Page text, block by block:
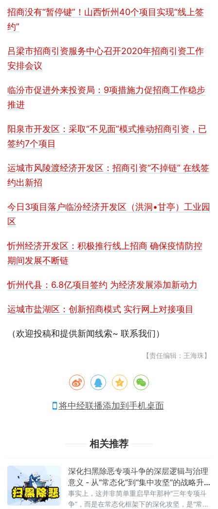
招商没有“暂停键”！山西忻州40个项目实现“线上签
约”
吕梁市招商引资服务中心召开2020年招商引资工作
安排会议
临汾市促进外来投资局：9项措施力促招商工作稳步
推进
阳泉市开发区：采取“不见面”模式推动招商引资，已
签约7个项目
运城市风陵渡经济开发区：招商引资“不掉链” 在线签
约出新招
今日3项目落户临汾经济开发区（洪洞•甘亭）工业园
区
忻州经济开发区：积极推行线上招商 确保疫情防控
期间发展不断链
忻州代县：6.8亿项目签约 为经济发展添加新动力
运城市盐湖区：创新招商模式 实行网上对接项目
（欢迎投稿和提供新闻线索~ 联系我们）
【责任编辑：王海珠】
将中经联播添加到手机桌面
相关推荐
深化扫黑除恶专项斗争的深层逻辑与治理
意义 - 从“常态化”到“集中攻坚”的战略升
级
事实上，这并非简单重启早年那种“三年专项斗
争”，而是在常态化框架下的深化攻坚，是“常态